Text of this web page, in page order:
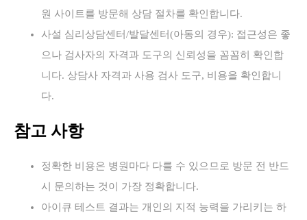
원 사이트를 방문해 상담 절차를 확인합니다.
사설 심리상담센터/발달센터(아동의 경우): 접근성은 좋
으나 검사자의 자격과 도구의 신뢰성을 꼼꼼히 확인합
니다. 상담사 자격과 사용 검사 도구, 비용을 확인합니
다.
참고 사항
정확한 비용은 병원마다 다를 수 있으므로 방문 전 반드
시 문의하는 것이 가장 정확합니다.
아이큐 테스트 결과는 개인의 지적 능력을 가리키는 하